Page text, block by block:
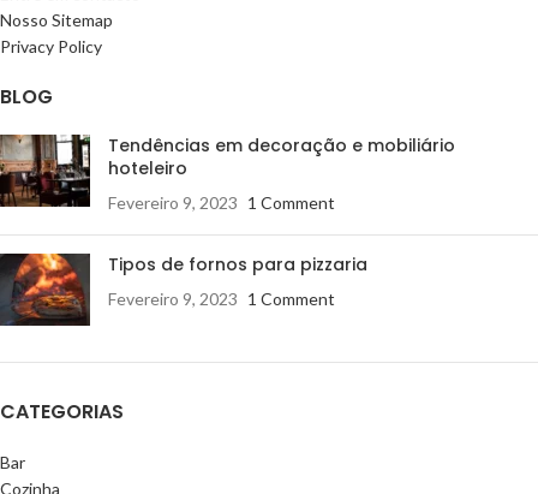
Nosso Sitemap
Privacy Policy
BLOG
Tendências em decoração e mobiliário
hoteleiro
Fevereiro 9, 2023 1 Comment
Tipos de fornos para pizzaria
Fevereiro 9, 2023 1 Comment
CATEGORIAS
Bar
Cozinha